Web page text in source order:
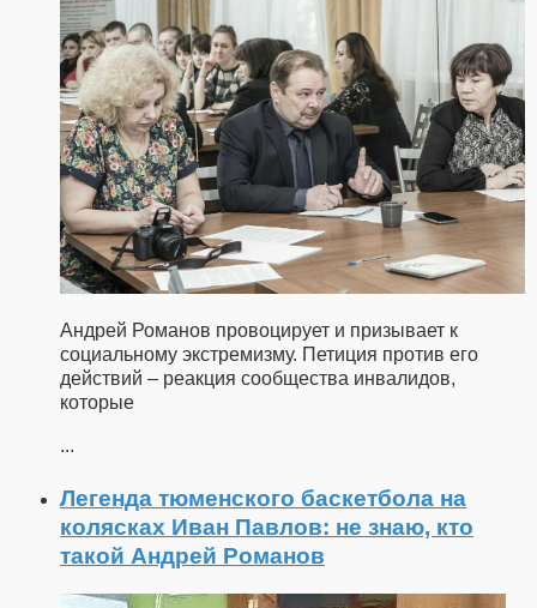
Андрей Романов провоцирует и призывает к
социальному экстремизму. Петиция против его
действий – реакция сообщества инвалидов,
которые
...
Легенда тюменского баскетбола на
колясках Иван Павлов: не знаю, кто
такой Андрей Романов